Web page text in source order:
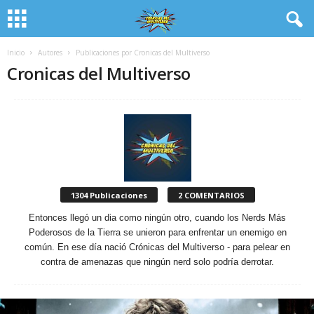
Inicio Autores Publicaciones por Cronicas del Multiverso
Cronicas del Multiverso
1304 Publicaciones 2 COMENTARIOS
Entonces llegó un dia como ningún otro, cuando los Nerds Más
Poderosos de la Tierra se unieron para enfrentar un enemigo en
común. En ese día nació Crónicas del Multiverso - para pelear en
contra de amenazas que ningún nerd solo podría derrotar.